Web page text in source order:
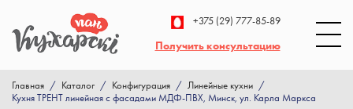
+375 (29) 777-85-89
Получить консультацию
Главная / Каталог / Конфигурация / Линейные кухни /
Кухня ТРЕНТ линейная с фасадами МДФ-ПВХ, Минск, ул. Карла Маркса